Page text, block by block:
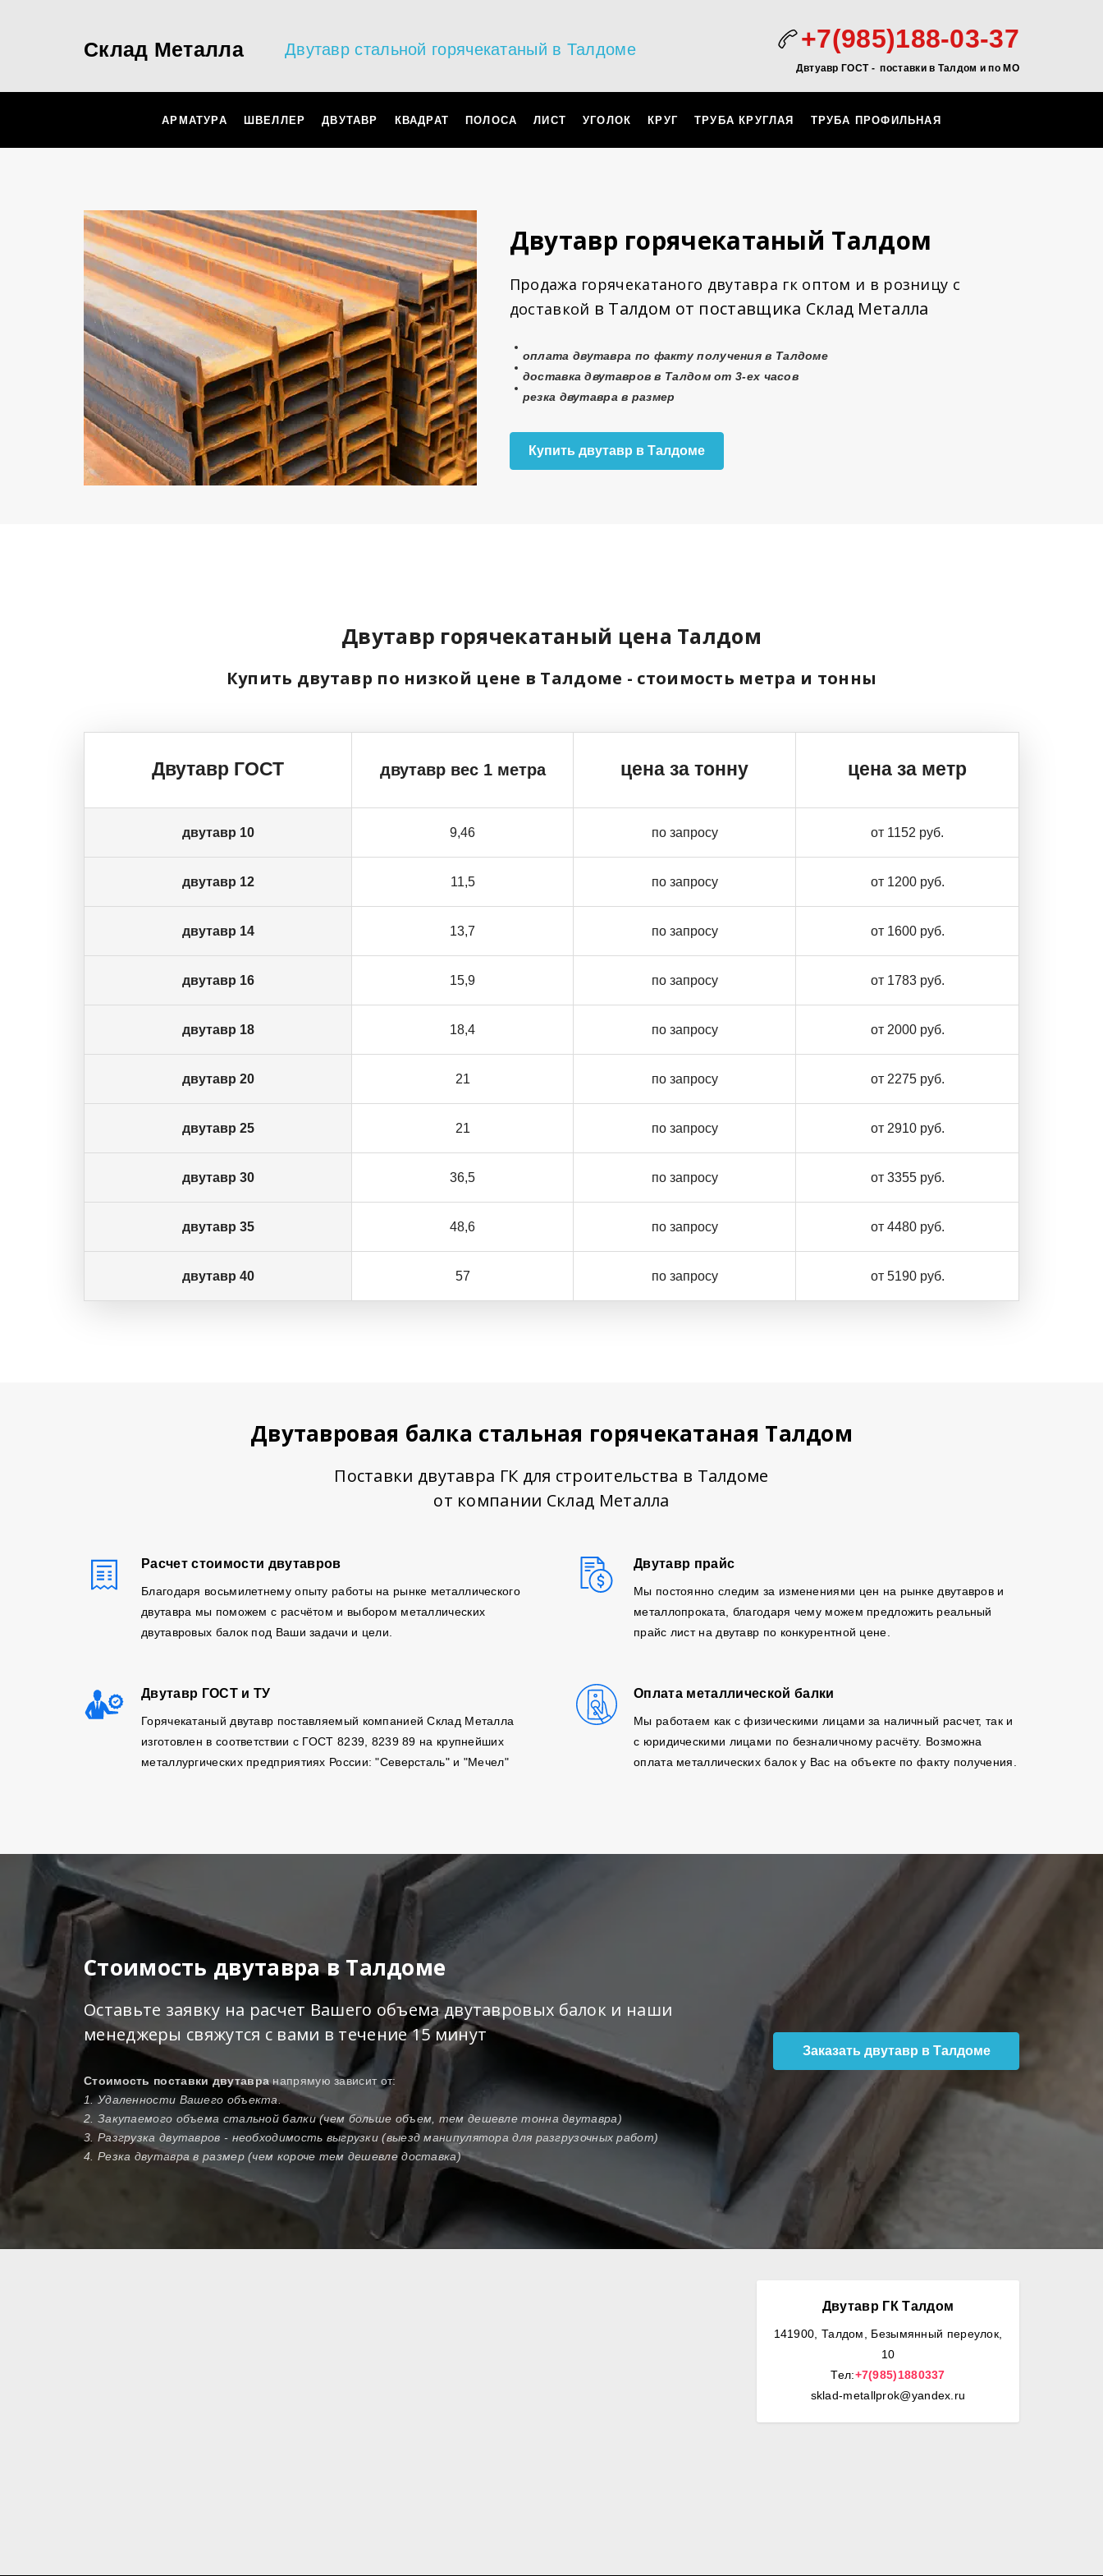
Склад Металла Двутавр стальной горячекатаный в Талдоме +7(985)188-03-37
Двтуавр ГОСТ -поставки в Талдом и по МО
АРМАТУРА ШВЕЛЛЕР ДВУТАВР КВАДРАТ ПОЛОСА ЛИСТ УГОЛОК КРУГ ТРУБА КРУГЛАЯ ТРУБА ПРОФИЛЬНАЯ
Двутавр горячекатаный Талдом
Продажа горячекатаного двутавра гк оптом и в розницу с
доставкой в Талдом от поставщика Склад Металла
оплата двутавра по факту получения в Талдоме
доставка двутавров в Талдом от 3-ех часов
резка двутавра в размер
Купить двутавр в Талдоме
Двутавр горячекатаный цена Талдом
Купить двутавр по низкой цене в Талдоме - стоимость метра и тонны
Двутавр ГОСТ двутавр вес 1 метра цена за тонну цена за метр
двутавр 10 9,46 по запросу от 1152 руб.
двутавр 12 11,5 по запросу от 1200 руб.
двутавр 14 13,7 по запросу от 1600 руб.
двутавр 16 15,9 по запросу от 1783 руб.
двутавр 18 18,4 по запросу от 2000 руб.
двутавр 20 21 по запросу от 2275 руб.
двутавр 25 21 по запросу от 2910 руб.
двутавр 30 36,5 по запросу от 3355 руб.
двутавр 35 48,6 по запросу от 4480 руб.
двутавр 40 57 по запросу от 5190 руб.
Двутавровая балка стальная горячекатаная Талдом
Поставки двутавра ГК для строительства в Талдоме
от компании Склад Металла
Расчет стоимости двутавров
Благодаря восьмилетнему опыту работы на рынке металлического
двутавра мы поможем с расчётом и выбором металлических
двутавровых балок под Ваши задачи и цели.
Двутавр прайс
Мы постоянно следим за изменениями цен на рынке двутавров и
металлопроката, благодаря чему можем предложить реальный
прайс лист на двутавр по конкурентной цене.
Двутавр ГОСТ и ТУ
Горячекатаный двутавр поставляемый компанией Склад Металла
изготовлен в соответствии с ГОСТ 8239, 8239 89 на крупнейших
металлургических предприятиях России: "Северсталь" и "Мечел"
Оплата металлической балки
Мы работаем как с физическими лицами за наличный расчет, так и
с юридическими лицами по безналичному расчёту. Возможна
оплата металлических балок у Вас на объекте по факту получения.
Стоимость двутавра в Талдоме
Оставьте заявку на расчет Вашего объема двутавровых балок и наши
менеджеры свяжутся с вами в течение 15 минут
Стоимость поставки двутавранапрямую зависит от:
1. Удаленности Вашего объекта.
2. Закупаемого объема стальной балки (чем больше объем, тем дешевле тонна двутавра)
3. Разгрузка двутавров - необходимость выгрузки (выезд манипулятора для разгрузочных работ)
4. Резка двутавра в размер (чем короче тем дешевле доставка)
Заказать двутавр в Талдоме
Двутавр ГК Талдом
141900, Талдом, Безымянный переулок,
10
Тел:+7(985)1880337
sklad-metallprok@yandex.ru